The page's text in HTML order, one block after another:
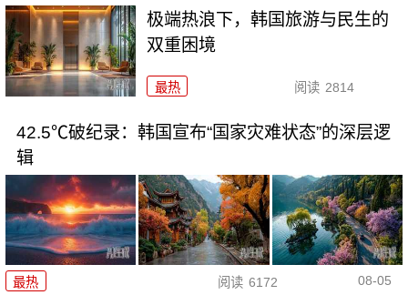
极端热浪下，韩国旅游与民生的
双重困境
最热 阅读 2814
42.5℃破纪录：韩国宣布“国家灾难状态”的深层逻
辑
最热 阅读 6172 08-05